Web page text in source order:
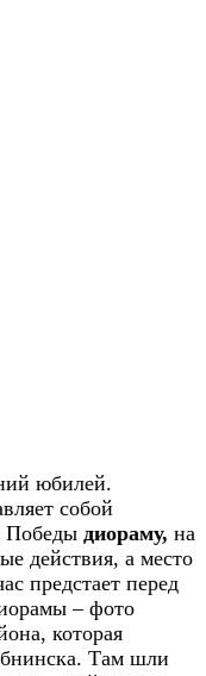
юбилей.
собой
Победы диораму, на
действия, а место
предстает перед
– фото
которая
Там шли